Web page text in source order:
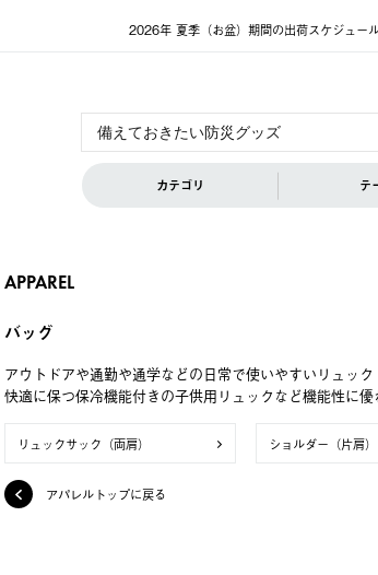
2026年 夏季（お盆）期間の出荷スケジュー
カテゴリ テ
APPAREL
バッグ
アウトドアや通勤や通学などの日常で使いやすいリュッ
快適に保つ保冷機能付きの子供用リュックなど機能性に優
リュックサック（両肩） ショルダー（片肩）
アパレルトップに戻る